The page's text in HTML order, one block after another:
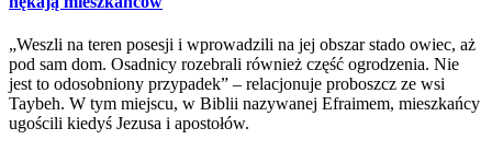
„Weszli na teren posesji i wprowadzili na jej obszar stado owiec, aż
pod sam dom. Osadnicy rozebrali również część ogrodzenia. Nie
jest to odosobniony przypadek” – relacjonuje proboszcz ze wsi
Taybeh. W tym miejscu, w Biblii nazywanej Efraimem, mieszkańcy
ugościli kiedyś Jezusa i apostołów.